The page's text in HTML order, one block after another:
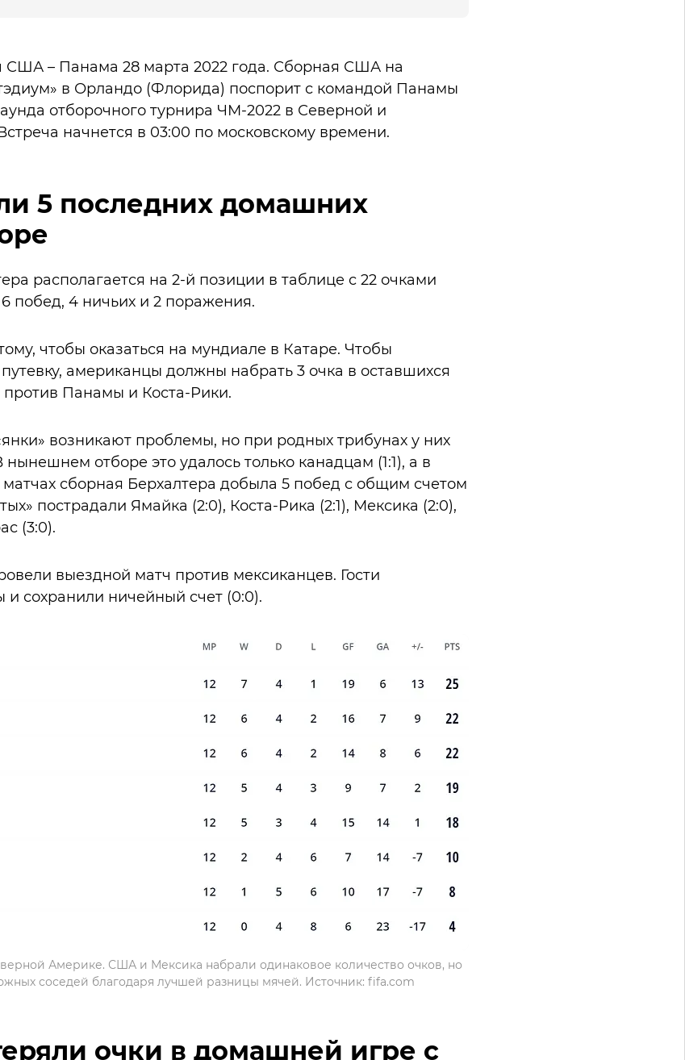
США – Панама 28 марта 2022 года. Сборная США на
в Орландо (Флорида) поспорит с командой Панамы
отборочного турнира ЧМ-2022 в Северной и
начнется в 03:00 по московскому времени.
5 последних домашних
располагается на 2-й позиции в таблице с 22 очками
6 побед, 4 ничьих и 2 поражения.
чтобы оказаться на мундиале в Катаре. Чтобы
американцы должны набрать 3 очка в оставшихся
против Панамы и Коста-Рики.
возникают проблемы, но при родных трибунах у них
отборе это удалось только канадцам (1:1), а в
сборная Берхалтера добыла 5 побед с общим счетом
пострадали Ямайка (2:0), Коста-Рика (2:1), Мексика (2:0),
(3:0).
выездной матч против мексиканцев. Гости
и сохранили ничейный счет (0:0).
Америке. США и Мексика набрали одинаковое количество очков, но
соседей благодаря лучшей разницы мячей. Источник: fifa.com
очки в домашней игре с